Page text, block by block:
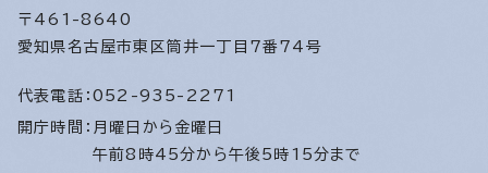
〒461-8640
愛知県名古屋市東区筒井一丁目7番74号
代表電話： 052-935-2271
開庁時間： 月曜日から金曜日
午前8時45分から午後5時15分まで